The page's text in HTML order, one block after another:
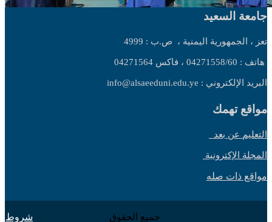
جامعة السعيد
تعز ، الجمهورية اليمنية ، ص.ب : 4999
هاتف : 04271558/60 ، فاكس 04271564
البريد الإلكتروني : info@alsaeeduni.edu.ye
مواقع تهمك
التعليم عن بعد
المجلة الإكترونية
مواقع ذات صله
جميع الحقوق شروط